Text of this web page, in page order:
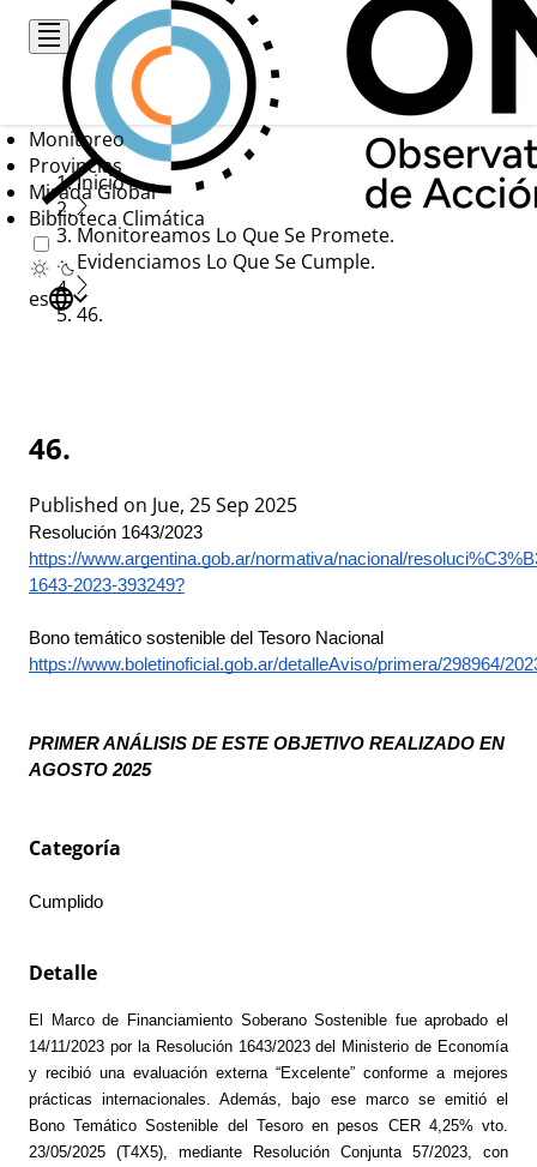
Pasar
contenido
principal
Monitoreo
Provincias
Mirada Global
Biblioteca Climática
es
Ruta
de
navegación
Inicio
Monitoreamos Lo Que Se Promete.
Evidenciamos Lo Que Se Cumple.
46.
46.
Published on Jue, 25 Sep 2025
Resolución 1643/2023
https://www.argentina.gob.ar/normativa/nacional/
1643-2023-393249?
Bono temático sostenible del Tesoro Nacional
https://www.boletinoficial.gob.ar/detalleAviso/primera/298964/
PRIMER ANÁLISIS DE ESTE OBJETIVO REALIZADO EN
AGOSTO 2025
Categoría
Cumplido
Detalle
El Marco de Financiamiento Soberano Sostenible fue aprobado el
14/11/2023 por la Resolución 1643/2023 del Ministerio de Economía
y recibió una evaluación externa “Excelente” conforme a mejores
prácticas internacionales. Además, bajo ese marco se emitió el
Bono Temático Sostenible del Tesoro en pesos CER 4,25% vto.
23/05/2025 (T4X5), mediante Resolución Conjunta 57/2023, con